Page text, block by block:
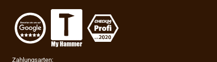
Zahlungsarten: